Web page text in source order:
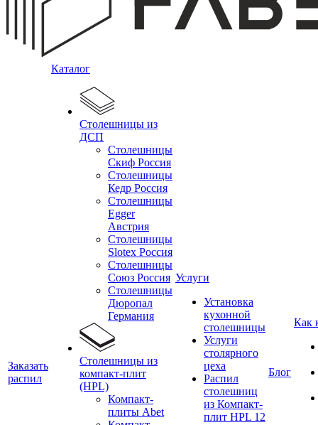
Заказать
распил
Каталог
Столешницы из
ДСП
Столешницы
Скиф Россия
Столешницы
Кедр Россия
Столешницы
Egger
Австрия
Столешницы
Slotex Россия
Столешницы
Союз Россия
Столешницы
Дюропал
Германия
Столешницы из
компакт-плит
(HPL)
Компакт-
плиты Abet
Услуги
Установка
кухонной
столешницы
Услуги
столярного
цеха
Распил
столешниц
из Компакт-
плит HPL 12
Блог
Как